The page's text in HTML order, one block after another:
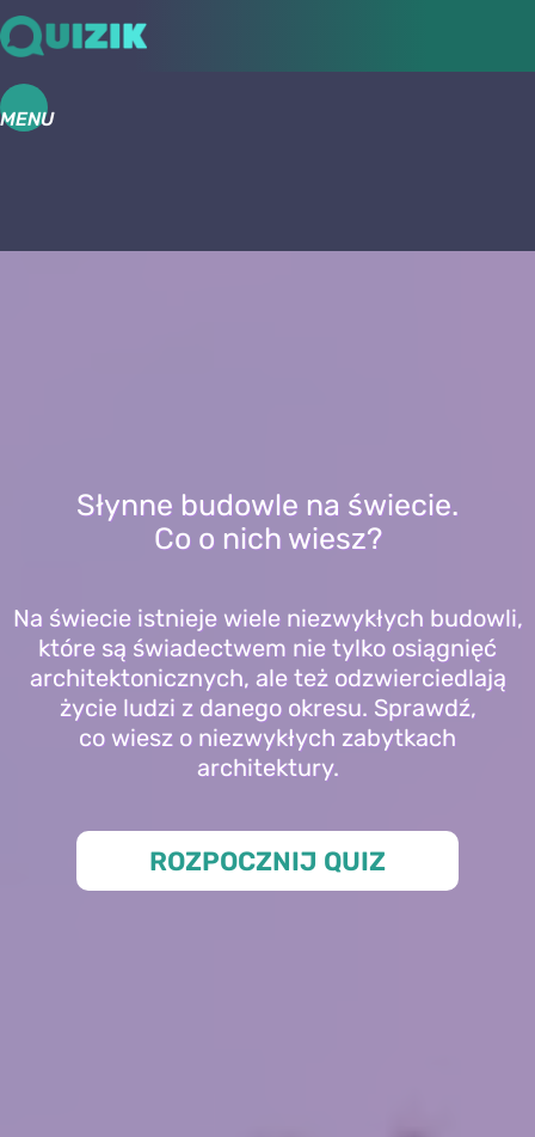
MENU
Słynne budowle na świecie.
Co o nich wiesz?
Na świecie istnieje wiele niezwykłych budowli,
które są świadectwem nie tylko osiągnięć
architektonicznych, ale też odzwierciedlają
życie ludzi z danego okresu. Sprawdź,
co wiesz o niezwykłych zabytkach
architektury.
ROZPOCZNIJ QUIZ